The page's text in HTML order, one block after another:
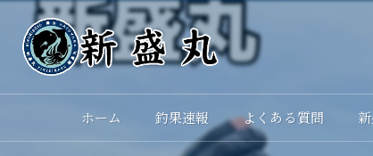
ホーム 釣果速報 よくある質問